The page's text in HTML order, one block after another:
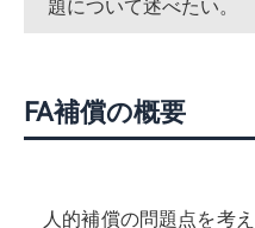
FA補償の概要
人的補償の問題点を考